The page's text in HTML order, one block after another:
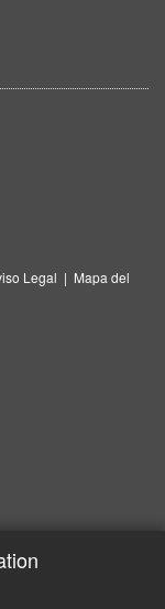
Legal | Mapa del